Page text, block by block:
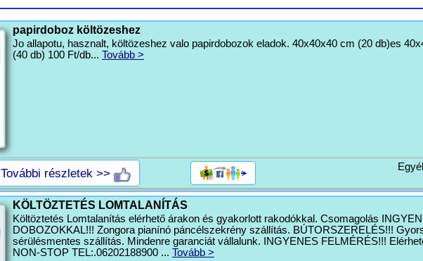
papirdoboz költözeshez
Jo allapotu, hasznalt, költözeshez valo papirdobozok eladok. 40x40x40 cm (20 db)es
(40 db) 100 Ft/db... Tovább >
További részletek >>
KÖLTÖZTETÉS LOMTALANÍTÁS
Költöztetés Lomtalanítás elérhető árakon és gyakorlott rakodókkal. Csomagolás
DOBOZOKKAL!!! Zongora pianínó páncélszekrény szállítás. BÚTORSZERELÉS!!!
sérülésmentes szállítás. Mindenre garanciát vállalunk. INGYENES FELMÉRÉS!!!
NON-STOP TEL:.06202188900 ... Tovább >